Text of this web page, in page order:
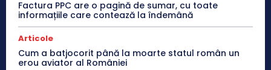
Factura PPC are o pagină de sumar, cu toate
informațiile care contează la îndemână
Articole
Cum a batjocorit până la moarte statul român un
erou aviator al României